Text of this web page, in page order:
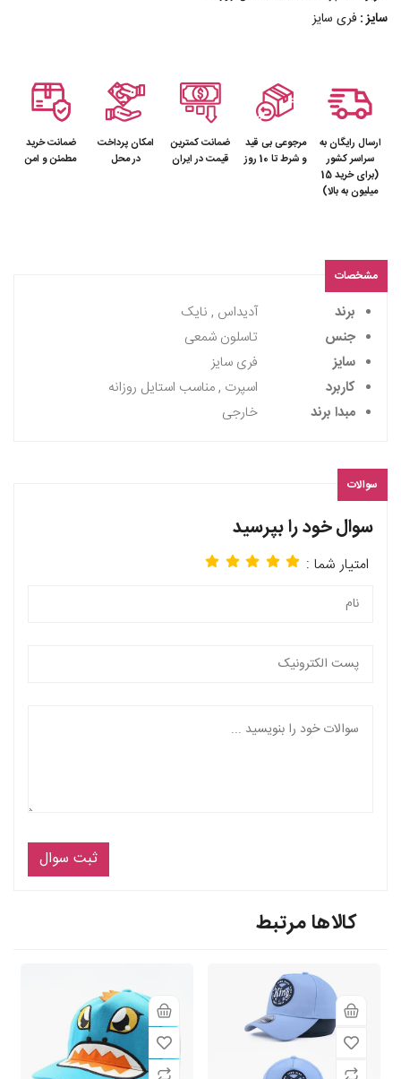
سایز : فری سایز
ارسال رایگان به
سراسر کشور
(برای خرید 15
میلیون به بالا)
مرجوعی بی قید
و شرط تا 10 روز
ضمانت کمترین
قیمت در ایران
امکان پرداخت
در محل
ضمانت خرید
مطمئن و امن
مشخصات
برند
آدیداس , نایک
جنس
تاسلون شمعی
سایز
فری سایز
کاربرد
اسپرت , مناسب استایل روزانه
مبدا برند
خارجی
سوالات
سوال خود را بپرسید
امتیار شما :
ثبت سوال
کالاها مرتبط